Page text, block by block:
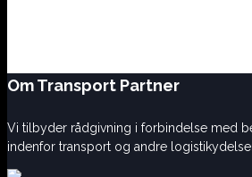
Om Transport Partner
Vi tilbyder rådgivning i forbindelse med
indenfor transport og andre